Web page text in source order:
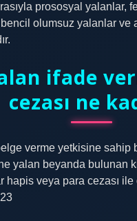
prososyal yalanlar,
olumsuz yalanlar ve
ifade
cezası ne
verme yetkisine sahip
yalan beyanda bulunan
hapis veya para cezası ile